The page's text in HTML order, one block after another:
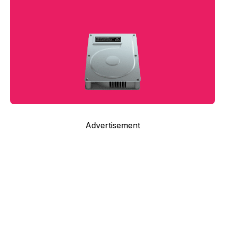
Advertisement